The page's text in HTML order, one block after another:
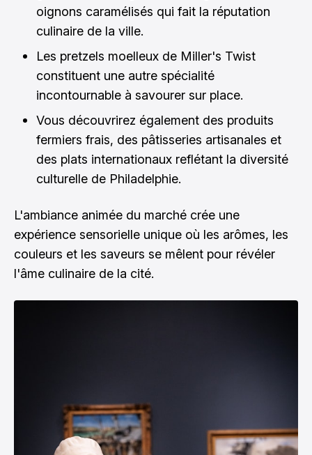
oignons caramélisés qui fait la réputation
culinaire de la ville.
Les pretzels moelleux de Miller's Twist
constituent une autre spécialité
incontournable à savourer sur place.
Vous découvrirez également des produits
fermiers frais, des pâtisseries artisanales et
des plats internationaux reflétant la diversité
culturelle de Philadelphie.
L'ambiance animée du marché crée une
expérience sensorielle unique où les arômes, les
couleurs et les saveurs se mêlent pour révéler
l'âme culinaire de la cité.